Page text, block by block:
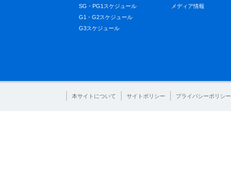
SG・PG1スケジュール
G1・G2スケジュール
G3スケジュール
メディア情報
本サイトについて サイトポリシー プライバシーポリシー